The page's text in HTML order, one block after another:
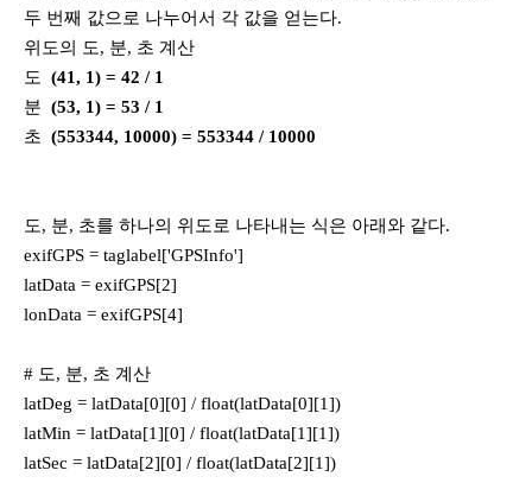
두 번째 값으로 나누어서 각 값을 얻는다.
위도의 도, 분, 초 계산
도 (41, 1) = 42 / 1
분 (53, 1) = 53 / 1
초 (553344, 10000) = 553344 / 10000
도, 분, 초를 하나의 위도로 나타내는 식은 아래와 같다.
exifGPS = taglabel['GPSInfo']
latData = exifGPS[2]
lonData = exifGPS[4]
# 도, 분, 초 계산
latDeg = latData[0][0] / float(latData[0][1])
latMin = latData[1][0] / float(latData[1][1])
latSec = latData[2][0] / float(latData[2][1])